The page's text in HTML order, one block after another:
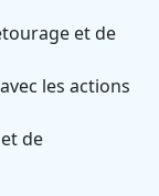
et de
les actions
de